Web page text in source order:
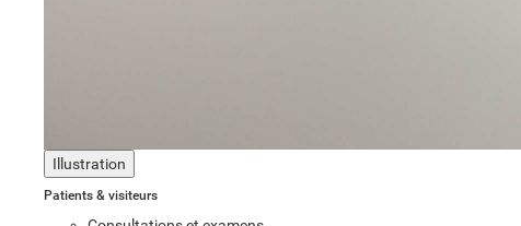
Illustration
Patients & visiteurs